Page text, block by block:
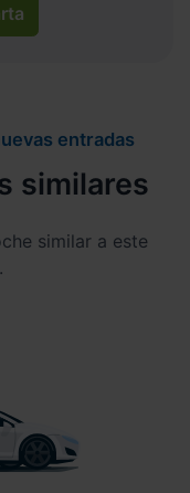
entradas
similares
similar a este
.